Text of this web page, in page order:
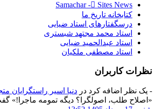
Samachar - ُSites News
کتابخانه تاریخ ما
درسگفتارهای استاد ضیایی
استاد محمد مجتهد شبستری
استاد عبدالحمید ضیایی
استاد مصطفی ملکیان
نظرات کاربران
- یک نظر اضافه کرد در دنیا اسیر راستگرایان
«اصلاح طلب، اصولگرا؟ دیگه تمومه ماجرا!»